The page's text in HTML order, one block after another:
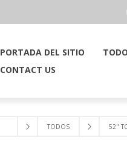
PORTADA DEL SITIO
CONTACT US
TODOS 52"